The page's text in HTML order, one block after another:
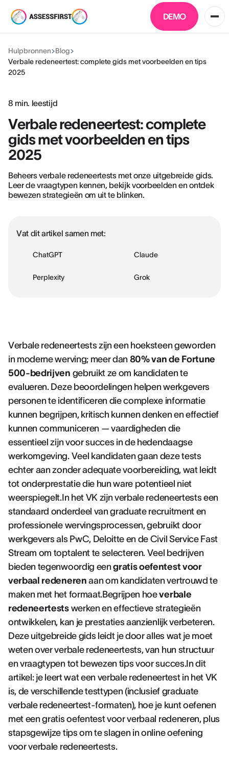
DEMO
Hulpbronnen
Blog
Verbale redeneertest: complete gids met voorbeelden en tips
2025
8 min. leestijd
Verbale redeneertest: complete
gids met voorbeelden en tips
2025
Beheers verbale redeneertests met onze uitgebreide gids.
Leer de vraagtypen kennen, bekijk voorbeelden en ontdek
bewezen strategieën om uit te blinken.
Vat dit artikel samen met:
ChatGPT Claude
Perplexity Grok
Verbale redeneertests zijn een hoeksteen geworden
in moderne werving; meer dan 80% van de Fortune
500-bedrijven gebruikt ze om kandidaten te
evalueren. Deze beoordelingen helpen werkgevers
personen te identificeren die complexe informatie
kunnen begrijpen, kritisch kunnen denken en effectief
kunnen communiceren — vaardigheden die
essentieel zijn voor succes in de hedendaagse
werkomgeving. Veel kandidaten gaan deze tests
echter aan zonder adequate voorbereiding, wat leidt
tot onderprestatie die hun ware potentieel niet
weerspiegelt.In het VK zijn verbale redeneertests een
standaard onderdeel van graduate recruitment en
professionele wervingsprocessen, gebruikt door
werkgevers als PwC, Deloitte en de Civil Service Fast
Stream om toptalent te selecteren. Veel bedrijven
bieden tegenwoordig eengratis oefentest voor
verbaal redeneren aan om kandidaten vertrouwd te
maken met het formaat.Begrijpen hoeverbale
redeneertestswerken en effectieve strategieën
ontwikkelen, kan je prestaties aanzienlijk verbeteren.
Deze uitgebreide gids leidt je door alles wat je moet
weten over verbale redeneertests, van hun structuur
en vraagtypen tot bewezen tips voor succes.In dit
artikel: je leert wat een verbale redeneertest in het VK
is, de verschillende testtypen (inclusief graduate
verbale redeneertest-formaten), hoe je kunt oefenen
met een gratis oefentest voor verbaal redeneren, plus
stapsgewijze tips om te slagen in online oefening
voor verbale redeneertests.